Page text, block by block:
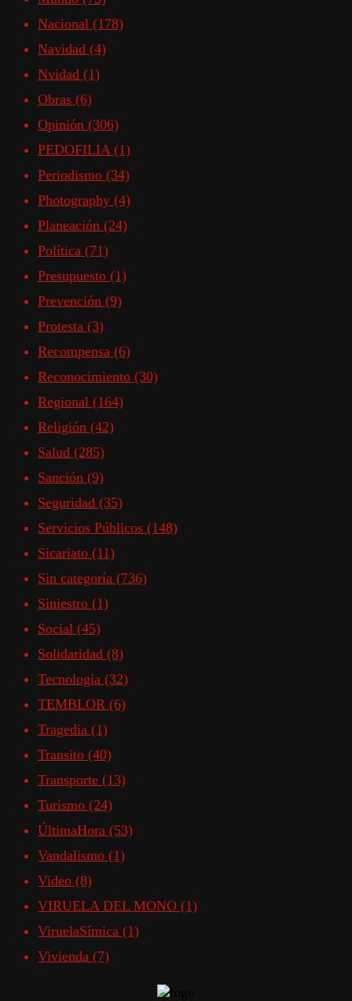
Nacional (178)
Navidad (4)
Nvidad (1)
Obras (6)
Opinión (306)
PEDOFILIA (1)
Periodismo (34)
Photography (4)
Planeación (24)
Política (71)
Presupuesto (1)
Prevención (9)
Protesta (3)
Recompensa (6)
Reconocimiento (30)
Regional (164)
Religión (42)
Salud (285)
Sanción (9)
Seguridad (35)
Servicios Públicos (148)
Sicariato (11)
Sin categoría (736)
Siniestro (1)
Social (45)
Solidaridad (8)
Tecnologia (32)
TEMBLOR (6)
Tragedia (1)
Transito (40)
Transporte (13)
Turismo (24)
ÚltimaHora (53)
Vandalismo (1)
Video (8)
VIRUELA DEL MONO (1)
ViruelaSímica (1)
Vivienda (7)